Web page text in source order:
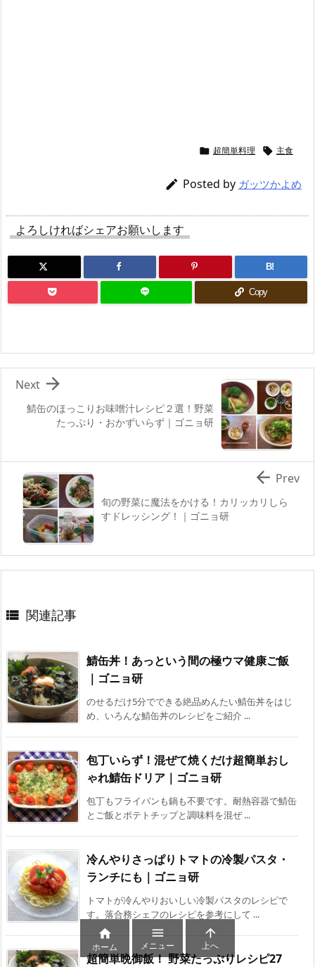
 超簡単料理  主食
 Posted by ガッツかよめ
よろしければシェアお願いします
B!
Copy
鯖缶のほっこりお味噌汁レシピ２選！野菜
たっぷり・おかずいらず｜ゴニョ研

Next
旬の野菜に魔法をかける！カリッカリしら
すドレッシング！｜ゴニョ研
 Prev
 関連記事
鯖缶丼！あっという間の極ウマ健康ご飯
｜ゴニョ研
のせるだけ5分でできる絶品めんたい鯖缶丼をはじ
め、いろんな鯖缶丼のレシピをご紹介 ...
包丁いらず！混ぜて焼くだけ超簡単おし
ゃれ鯖缶ドリア｜ゴニョ研
包丁もフライパンも鍋も不要です。耐熱容器で鯖缶
とご飯とポテトチップと調味料を混ぜ ...
冷んやりさっぱりトマトの冷製パスタ・
ランチにも｜ゴニョ研
トマトが冷んやりおいしい冷製パスタのレシピで
す。落合務シェフのレシピを参考にして ...
超簡単晩御飯！ 野菜たっぷりレシピ27

ホーム

メニュー

上へ